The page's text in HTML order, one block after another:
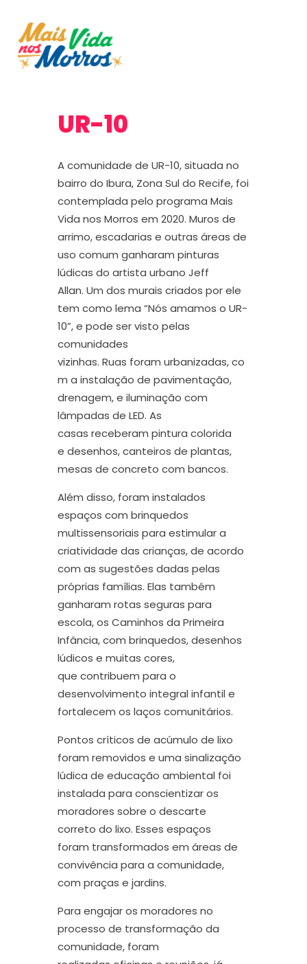
UR-10
A comunidade de UR-10,situada no
bairro do Ibura, Zona Sul do Recife, foi
contemplada pelo programa Mais
Vida nos Morros em 2020. Muros de
arrimo,escadarias e outras áreas de
uso comum ganharam pinturas
lúdicas do artista urbano Jeff
Allan. Um dos murais criados por ele
tem como lema “Nós amamos o UR-
10”, e pode ser visto pelas
comunidades
vizinhas. Ruas foram urbanizadas,co
m a instalação de pavimentação,
drenagem, e iluminação com
lâmpadas de LED. As
casas receberam pintura colorida
e desenhos, canteiros de plantas,
mesas de concreto com bancos.
Além disso, foram instalados
espaços com brinquedos
multissensoriais para estimular a
criatividade das crianças, de acordo
com as sugestões dadas pelas
próprias famílias. Elas também
ganharam rotas seguras para
escola, os Caminhos da Primeira
Infância, com brinquedos, desenhos
lúdicos e muitas cores,
que contribuem para o
desenvolvimento integral infantil e
fortalecem os laços comunitários.
Pontos críticos de acúmulo de lixo
foram removidos e uma sinalização
lúdica de educação ambiental foi
instalada para conscientizar os
moradores sobre o descarte
correto do lixo. Esses espaços
foram transformados em áreas de
convivência para a comunidade,
com praças e jardins.
Para engajar os moradores no
processo de transformação da
comunidade, foram